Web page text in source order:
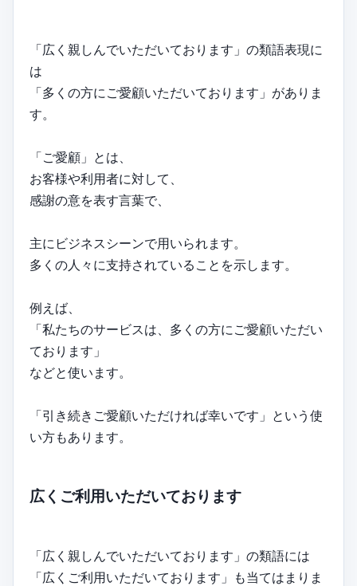
「広く親しんでいただいております」の類語表現に
は
「多くの方にご愛顧いただいております」がありま
す。
「ご愛顧」とは、
お客様や利用者に対して、
感謝の意を表す言葉で、
主にビジネスシーンで用いられます。
多くの人々に支持されていることを示します。
例えば、
「私たちのサービスは、多くの方にご愛顧いただい
ております」
などと使います。
「引き続きご愛顧いただければ幸いです」という使
い方もあります。
広くご利用いただいております
「広く親しんでいただいております」の類語には
「広くご利用いただいております」も当てはまりま